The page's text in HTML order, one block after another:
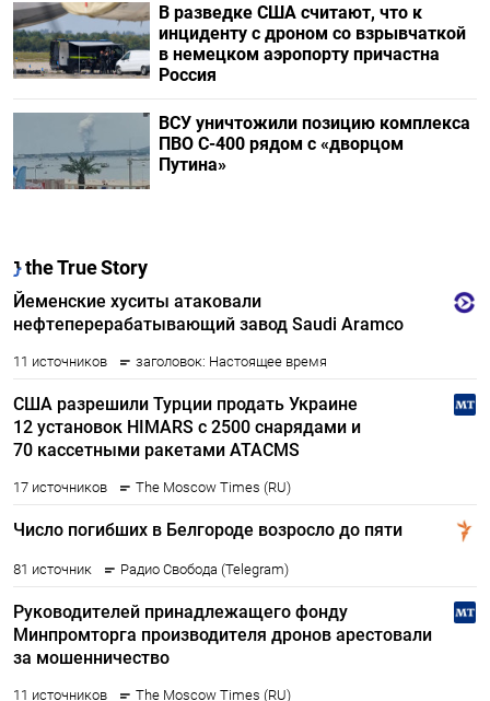
В разведке США считают, что к
инциденту с дроном со взрывчаткой
в немецком аэропорту причастна
Россия
ВСУ уничтожили позицию комплекса
ПВО С-400 рядом с «дворцом
Путина»